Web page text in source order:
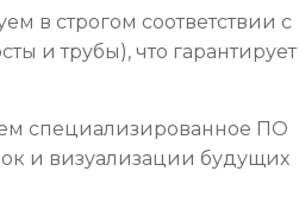
в строгом соответствии с
и трубы), что гарантирует
специализированное ПО
и визуализации будущих